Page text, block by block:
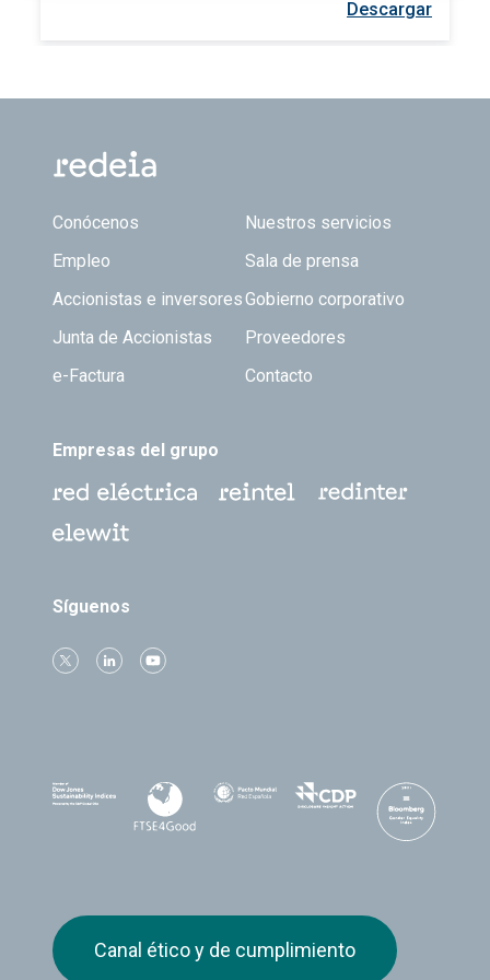
Descargar
Footer TOP
Conócenos
Nuestros servicios
Empleo
Sala de prensa
Accionistas e inversoresGobierno corporativo
Junta de Accionistas
Proveedores
e-Factura
Contacto
Empresas del grupo
Síguenos
Canal ético y de cumplimiento